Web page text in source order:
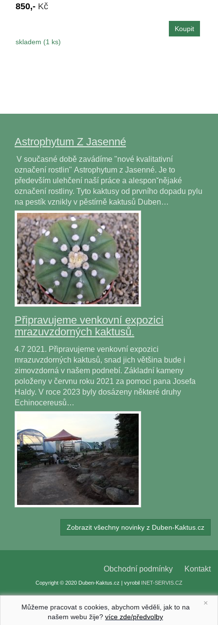
850,- Kč
skladem (1 ks)
Astrophytum Z Jasenné
V současné době zavádíme "nové kvalitativní
označení rostlin" Astrophytum z Jasenné. Je to
především ulehčení naší práce a alesponˇnějaké
označení rostliny. Tyto kaktusy od prvního dopadu pylu
na pestík vznikly v pěstírně kaktusů Duben…
Připravujeme venkovní expozici
mrazuvzdorných kaktusů.
4.7 2021. Připravujeme venkovní expozici
mrazuvzdorných kaktusů, snad jich většina bude i
zimovzdorná v našem podnebí. Základní kameny
položeny v červnu roku 2021 za pomoci pana Josefa
Haldy. V roce 2023 byly dosázeny některé druhy
Echinocereusů…
Zobrazit všechny novinky z Duben-Kaktus.cz
Obchodní podmínky Kontakt
Copyright © 2020 Duben-Kaktus.cz | vyrobil INET-SERVIS.CZ
×
Můžeme pracovat s cookies, abychom věděli, jak to na
našem webu žije? více zde/předvolby